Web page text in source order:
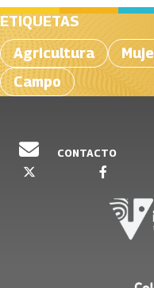
ETIQUETAS
Agricultura
Campo
CONTACTO